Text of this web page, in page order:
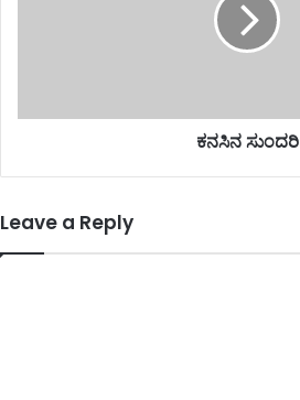
ಕನಸಿನ ಸುಂದರಿ
Leave a Reply